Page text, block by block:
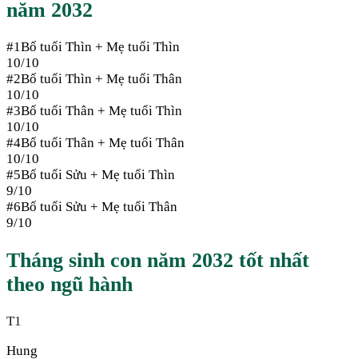
năm 2032
#1Bố tuổi Thìn + Mẹ tuổi Thìn
10/10
#2Bố tuổi Thìn + Mẹ tuổi Thân
10/10
#3Bố tuổi Thân + Mẹ tuổi Thìn
10/10
#4Bố tuổi Thân + Mẹ tuổi Thân
10/10
#5Bố tuổi Sửu + Mẹ tuổi Thìn
9/10
#6Bố tuổi Sửu + Mẹ tuổi Thân
9/10
Tháng sinh con năm 2032 tốt nhất
theo ngũ hành
T1
Hung